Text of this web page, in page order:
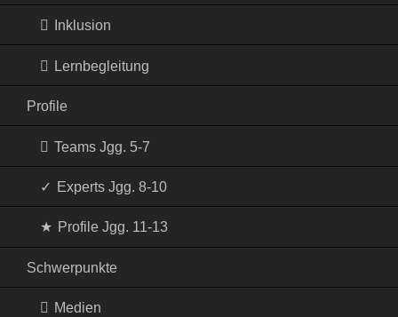
Inklusion
Lernbegleitung
Profile
Teams Jgg. 5-7
Experts Jgg. 8-10
Profile Jgg. 11-13
Schwerpunkte
Medien